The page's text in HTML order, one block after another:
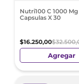
Nutri100 C 1000 Mg
Capsulas X 30
$16.250,00$32.500,
Agregar